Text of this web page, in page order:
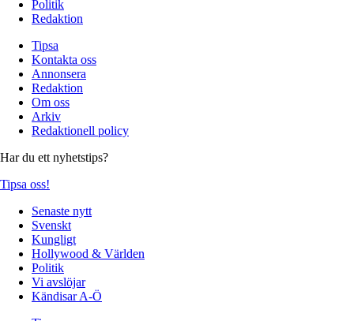
Politik
Redaktion
Tipsa
Kontakta oss
Annonsera
Redaktion
Om oss
Arkiv
Redaktionell policy
Har du ett nyhetstips?
Tipsa oss!
Senaste nytt
Svenskt
Kungligt
Hollywood & Världen
Politik
Vi avslöjar
Kändisar A-Ö